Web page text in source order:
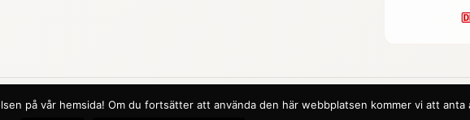
på vår hemsida! Om du fortsätter att använda den här webbplatsen kommer vi att